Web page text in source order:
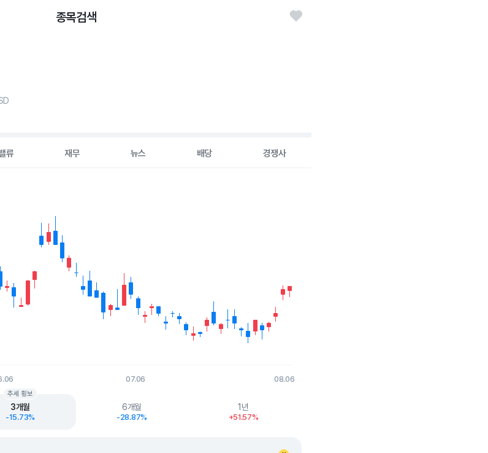
종목검색
류 재무 뉴스 배당 경쟁사
Data ranges from 2026-05-07 00:00:00 to 2026-08-06 00:00:00.
Data ranges from 1.99 to 3.035.
07.06 08.06
3개월
-15.73%
추세 횡보
6개월
-28.87%
1년
+51.57%